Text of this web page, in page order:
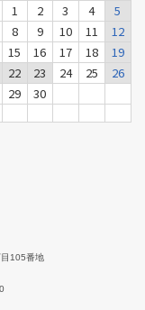
1
2 3 4
5
8 9 10 11
12
15 16 17 18
19
22 23 24 25
26
29 30
105番地